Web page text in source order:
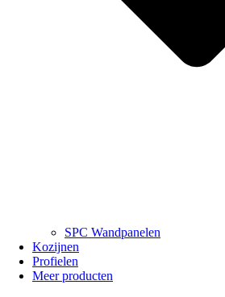
SPC Wandpanelen
Kozijnen
Profielen
Meer producten